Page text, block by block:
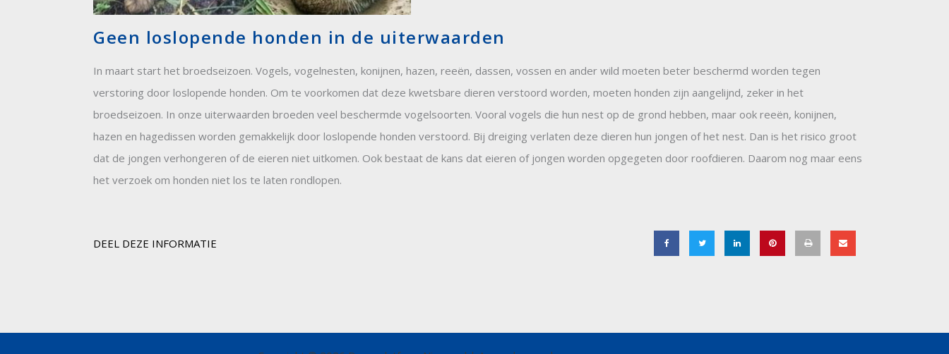
Geen loslopende honden in de uiterwaarden
In maart start het broedseizoen. Vogels, vogelnesten, konijnen, hazen, reeën, dassen, vossen en ander wild moeten beter beschermd worden tegen
verstoring door loslopende honden. Om te voorkomen dat deze kwetsbare dieren verstoord worden, moeten honden zijn aangelijnd, zeker in het
broedseizoen. In onze uiterwaarden broeden veel beschermde vogelsoorten. Vooral vogels die hun nest op de grond hebben, maar ook reeën, konijnen,
hazen en hagedissen worden gemakkelijk door loslopende honden verstoord. Bij dreiging verlaten deze dieren hun jongen of het nest. Dan is het risico groot
dat de jongen verhongeren of de eieren niet uitkomen. Ook bestaat de kans dat eieren of jongen worden opgegeten door roofdieren. Daarom nog maar eens
het verzoek om honden niet los te laten rondlopen.
DEEL DEZE INFORMATIE